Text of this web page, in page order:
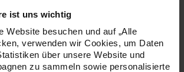
ist uns wichtig
Website besuchen und auf „Alle
verwenden wir Cookies, um Daten
über unsere Website und
zu sammeln sowie personalisierte
bestückten Kettelstift mit der Kette